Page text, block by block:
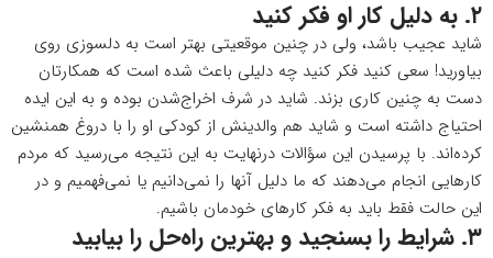
۲. به دلیل کار او فکر کنید
شاید عجیب باشد، ولی در چنین موقعیتی بهتر است به دلسوزی روی
بیاورید! سعی کنید فکر کنید چه دلیلی باعث شده است که همکارتان
دست به چنین کاری بزند. شاید در شرف اخراج‌شدن بوده و به این ایده
احتیاج داشته است و شاید هم والدینش از کودکی او را با دروغ همنشین
کرده‌اند. با پرسیدن این سؤالات درنهایت به این نتیجه می‌رسید که مردم
کارهایی انجام می‌دهند که ما دلیل آنها را نمی‌دانیم یا نمی‌فهمیم و در
این حالت فقط باید به فکر کارهای خودمان باشیم.
۳. شرایط را بسنجید و بهترین راه‌حل را بیابید